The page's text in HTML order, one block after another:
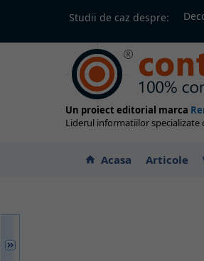
Studii de caz despre:
Un proiect editorial marca
Liderul informatiilor specializate
home Acasa Articole